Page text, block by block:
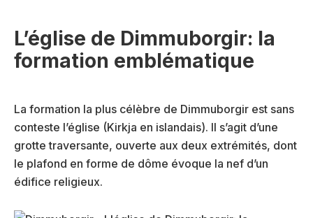
L’église de Dimmuborgir: la
formation emblématique
La formation la plus célèbre de Dimmuborgir est sans
conteste l’église (Kirkja en islandais). Il s’agit d’une
grotte traversante, ouverte aux deux extrémités, dont
le plafond en forme de dôme évoque la nef d’un
édifice religieux.